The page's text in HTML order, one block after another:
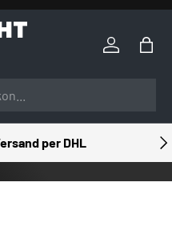
Einloggen
per DHL